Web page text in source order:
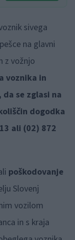
sivega
na glavni
z vožnjo
voznika in
se zglasi na
dogodka
ali (02) 872
poškodovanje
Slovenj
vozilom
in s kraja